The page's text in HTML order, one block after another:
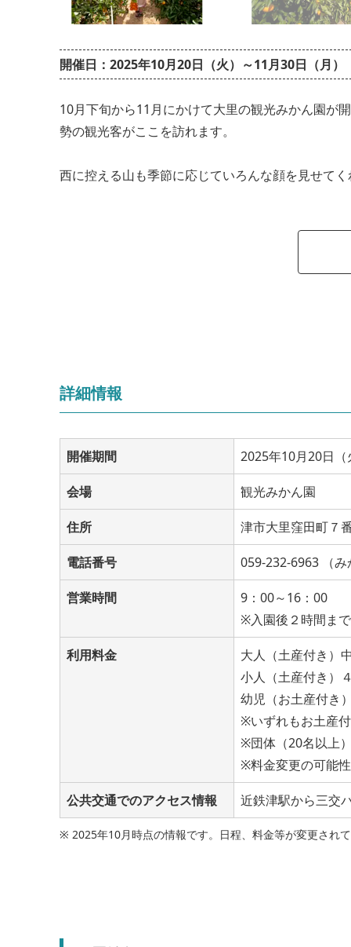
開催日：2025年10月20日（火）～11月30日（月）
10月下旬から11月にかけて大里の観光みかん園が
勢の観光客がここを訪れます。
西に控える山も季節に応じていろんな顔を見せて
詳細情報
開催期間 2025年10月20日
会場 観光みかん園
住所 津市大里窪田町７
電話番号 059-232-6963 （
営業時間
9：00～16：00
※入園後２時間まで
利用料金
大人（土産付き
小人（土産付き
幼児（お土産付
※いずれもお土産
※団体（20名以上
※料金変更の可能
公共交通でのアクセス情報 近鉄津駅から三交
※ 2025年10月時点の情報です。日程、料金等が変更され